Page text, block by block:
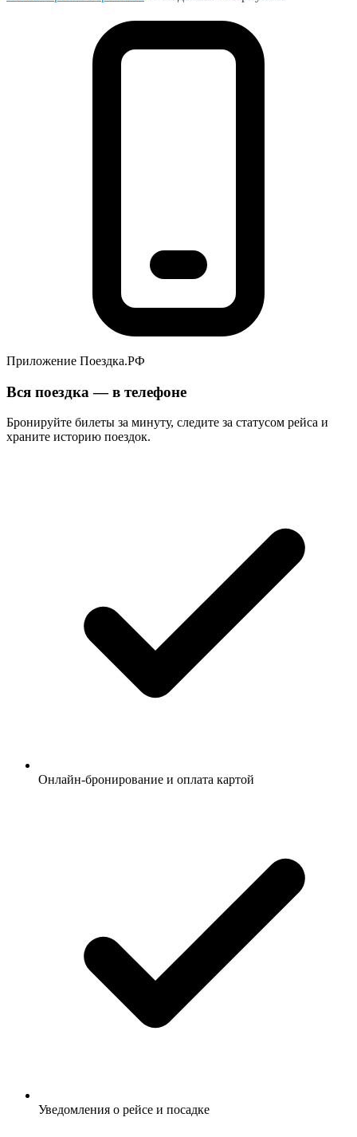
Приложение Поездка.РФ
Вся поездка — в телефоне
Бронируйте билеты за минуту, следите за статусом рейса и
храните историю поездок.
Онлайн-бронирование и оплата картой
Уведомления о рейсе и посадке